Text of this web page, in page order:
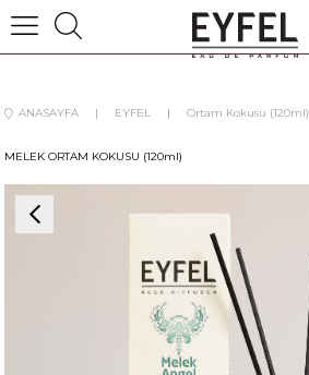
ANASAYFA EYFEL Ortam Kokusu (120ml)
MELEK ORTAM KOKUSU (120ml)